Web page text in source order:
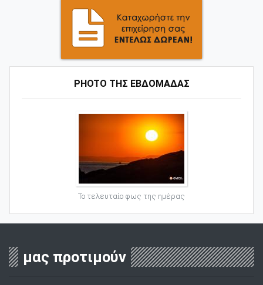
PHOTO ΤΗΣ ΕΒΔΟΜΑΔΑΣ
Το τελευταίο φως της ημέρας
μας προτιμούν